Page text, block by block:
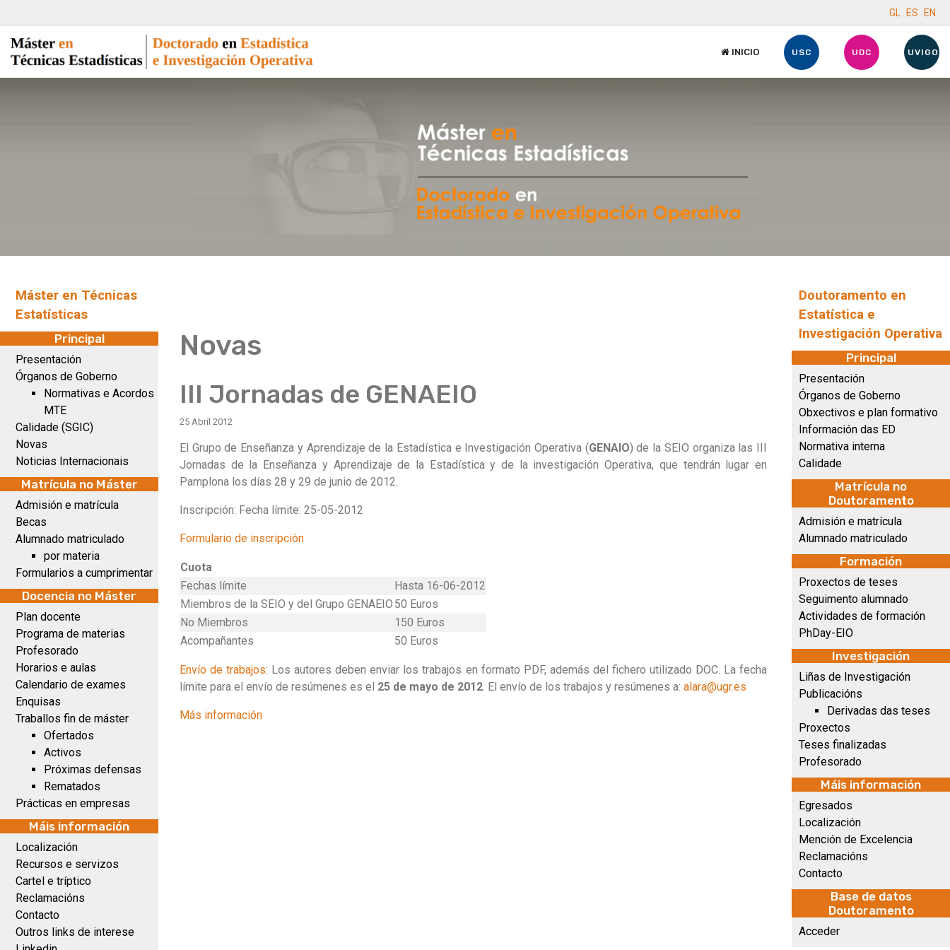
GL ES EN
INICIO USC UDC UVIGO
Máster en Técnicas
Estatísticas
Principal
Presentación
Órganos de Goberno
Normativas e Acordos
MTE
Calidade (SGIC)
Novas
Noticias Internacionais
Matrícula no Máster
Admisión e matrícula
Becas
Alumnado matriculado
por materia
Formularios a cumprimentar
Docencia no Máster
Plan docente
Programa de materias
Profesorado
Horarios e aulas
Calendario de exames
Enquisas
Traballos fin de máster
Ofertados
Activos
Próximas defensas
Rematados
Prácticas en empresas
Máis información
Localización
Recursos e servizos
Cartel e tríptico
Reclamacións
Contacto
Outros links de interese
Novas
III Jornadas de GENAEIO
25 Abril 2012
El Grupo de Enseñanza y Aprendizaje de la Estadística e Investigación Operativa (GENAIO) de la SEIO organiza las III
Jornadas de la Enseñanza y Aprendizaje de la Estadística y de la investigación Operativa, que tendrán lugar en
Pamplona los días 28 y 29 de junio de 2012.
Inscripción: Fecha límite: 25-05-2012
Formulario de inscripción
Cuota
Fechas límite
Hasta 16-06-2012
Miembros de la SEIO y del Grupo GENAEIO 50 Euros
No Miembros
150 Euros
Acompañantes
50 Euros
Envío de trabajos: Los autores deben enviar los trabajos en formato PDF, además del fichero utilizado DOC. La fecha
límite para el envío de resúmenes es el 25 de mayo de 2012. El envío de los trabajos y resúmenes a: alara@ugr.es
Más información
Doutoramento en
Estatística e
Investigación Operativa
Principal
Presentación
Órganos de Goberno
Obxectivos e plan formativo
Información das ED
Normativa interna
Calidade
Matrícula no
Doutoramento
Admisión e matrícula
Alumnado matriculado
Formación
Proxectos de teses
Seguimento alumnado
Actividades de formación
PhDay-EIO
Investigación
Liñas de Investigación
Publicacións
Derivadas das teses
Proxectos
Teses finalizadas
Profesorado
Máis información
Egresados
Localización
Mención de Excelencia
Reclamacións
Contacto
Base de datos
Doutoramento
Acceder